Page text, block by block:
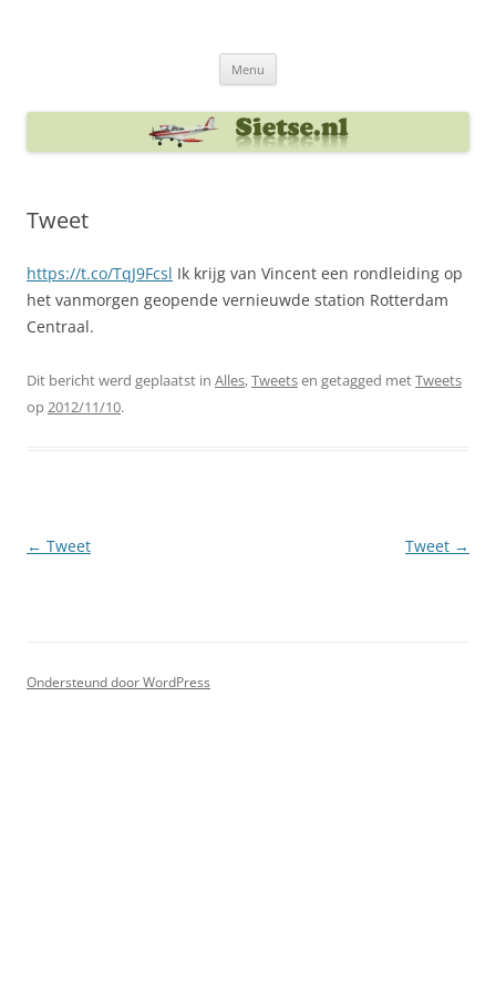
Menu
Tweet
https://t.co/TqJ9Fcsl Ik krijg van Vincent een rondleiding op
het vanmorgen geopende vernieuwde station Rotterdam
Centraal.
Dit bericht werd geplaatst in Alles,Tweetsen getagged metTweets
op2012/11/10.
Berichtnavigatie
← Tweet Tweet →
Ondersteund door WordPress